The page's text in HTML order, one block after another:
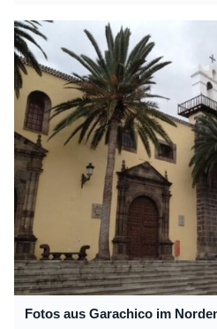
Fotos aus Garachico im